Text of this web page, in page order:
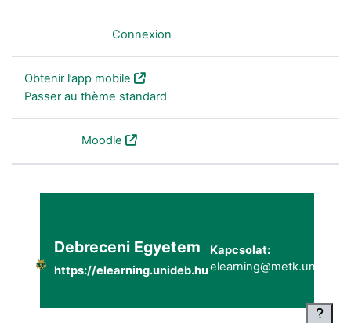
Connexion
Obtenir l’app mobile
Passer au thème standard
Moodle
Debreceni Egyetem
https://elearning.unideb.hu
Kapcsolat: